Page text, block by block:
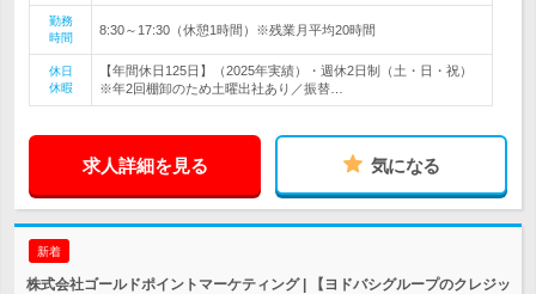
勤務
時間
8:30～17:30（休憩1時間）※残業月平均20時間
休日
休暇
【年間休日125日】（2025年実績）・週休2日制（土・日・祝）
※年2回棚卸のため土曜出社あり／振替…
求人詳細を見る 気になる
新着
株式会社ゴールドポイントマーケティング | 【ヨドバシグループのクレジッ